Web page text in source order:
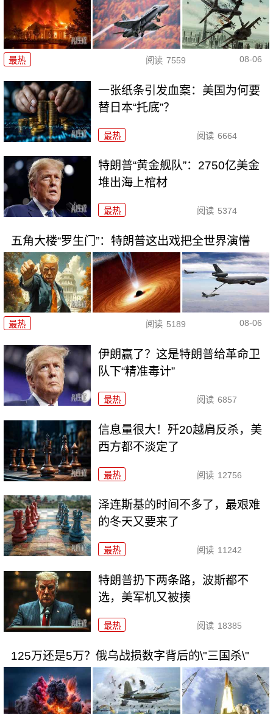
最热 阅读 7559 08-06
一张纸条引发血案：美国为何要
替日本“托底”？
最热 阅读 6664
特朗普“黄金舰队”：2750亿美金
堆出海上棺材
最热 阅读 5374
五角大楼“罗生门”：特朗普这出戏把全世界演懵
最热 阅读 5189 08-06
伊朗赢了？这是特朗普给革命卫
队下“精准毒计”
最热 阅读 6857
信息量很大！歼20越肩反杀，美
西方都不淡定了
最热 阅读 12756
泽连斯基的时间不多了，最艰难
的冬天又要来了
最热 阅读 11242
特朗普扔下两条路，波斯都不
选，美军机又被揍
最热 阅读 18385
125万还是5万？俄乌战损数字背后的\"三国杀\"